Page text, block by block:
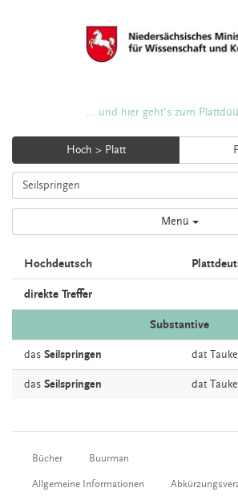
... und hier geht's zum
Hoch > Platt
Menü
Hochdeutsch
direkte Treffer
Substantive
das Seilspringen dat
das Seilspringen dat
Bücher Buurman
Allgemeine Informationen